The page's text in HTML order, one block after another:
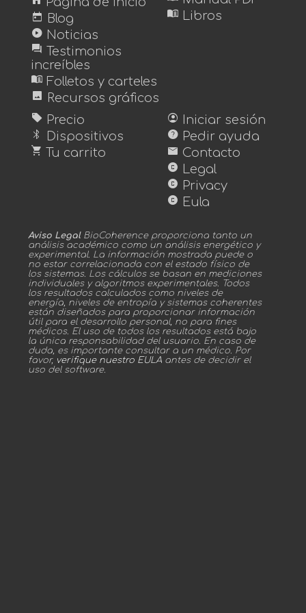
today Blog
play_circle Noticias
forum Testimonios
increíbles
menu_book Folletos y carteles
image Recursos gráficos
menu_book Libros
sell Precio
bluetooth Dispositivos
shopping_cart Tu carrito
account_circle Iniciar sesión
help Pedir ayuda
mail Contacto
copyright Legal
copyright Privacy
copyright Eula
Aviso LegalBioCoherence proporciona tanto un
análisis académico como un análisis energético y
experimental. La información mostrada puede o
no estar correlacionada con el estado físico de
los sistemas. Los cálculos se basan en mediciones
individuales y algoritmos experimentales. Todos
los resultados calculados como niveles de
energía, niveles de entropía y sistemas coherentes
están diseñados para proporcionar información
útil para el desarrollo personal, no para fines
médicos. El uso de todos los resultados está bajo
la única responsabilidad del usuario. En caso de
duda, es importante consultar a un médico. Por
favor, verifique nuestro EULA antes de decidir el
uso del software.